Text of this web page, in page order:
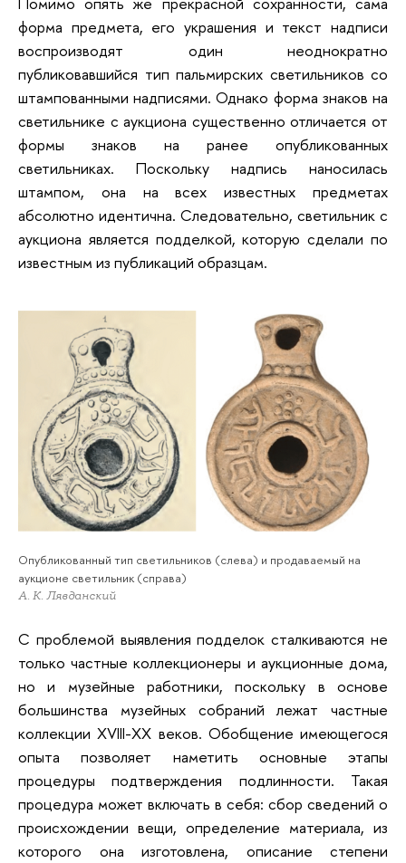
форма предмета, его украшения и текст надписи
воспроизводят один неоднократно
публиковавшийся тип пальмирских светильников со
штампованными надписями. Однако форма знаков на
светильнике с аукциона существенно отличается от
формы знаков на ранее опубликованных
светильниках. Поскольку надпись наносилась
штампом, она на всех известных предметах
абсолютно идентична. Следовательно, светильник с
аукциона является подделкой, которую сделали по
известным из публикаций образцам.
Опубликованный тип светильников (слева) и продаваемый на
аукционе светильник (справа)
А. К. Лявданский
С проблемой выявления подделок сталкиваются не
только частные коллекционеры и аукционные дома,
но и музейные работники, поскольку в основе
большинства музейных собраний лежат частные
коллекции XVIII-XX веков. Обобщение имеющегося
опыта позволяет наметить основные этапы
процедуры подтверждения подлинности. Такая
процедура может включать в себя: сбор сведений о
происхождении вещи, определение материала, из
которого она изготовлена, описание степени